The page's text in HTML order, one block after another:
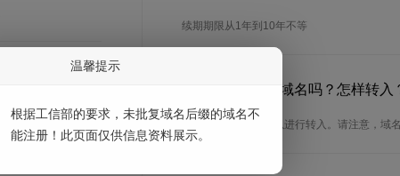
续期期限从1年到10年不等
可以转入moda域名吗？怎样转入
是的，moda域名可以进行转入。请注意，域
温馨提示
根据工信部的要求，未批复域名后缀的域名不
能注册！此页面仅供信息资料展示。